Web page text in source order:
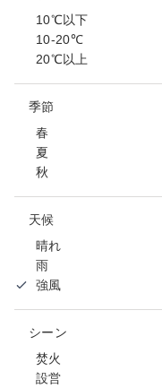
10℃以下
10-20℃
20℃以上
季節
春
夏
秋
天候
晴れ
雨
強風
シーン
焚火
設営